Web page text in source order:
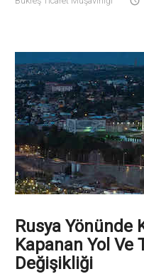
Rusya Yönünde
Kapanan Yol Ve
Değişikliği